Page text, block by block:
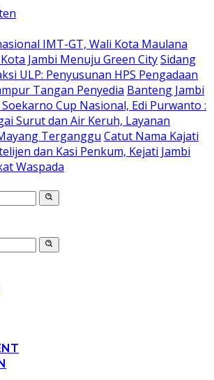
IMT-GT, Wali Kota Maulana
Jambi Menuju Green CitySidang
ULP: Penyusunan HPS Pengadaan
Tangan Penyedia Banteng Jambi
Cup Nasional, Edi Purwanto :
Surut dan Air Keruh, Layanan
Terganggu Catut Nama Kajati
dan Kasi Penkum, Kejati Jambi
Waspada